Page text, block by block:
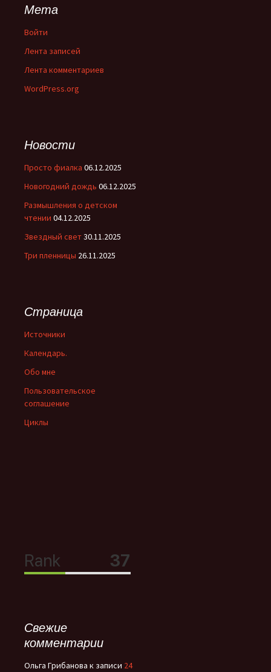
Мета
Войти
Лента записей
Лента комментариев
WordPress.org
Новости
Просто фиалка 06.12.2025
Новогодний дождь 06.12.2025
Размышления о детском
чтении 04.12.2025
Звездный свет30.11.2025
Три пленницы 26.11.2025
Страница
Источники
Календарь.
Обо мне
Пользовательское
соглашение
Циклы
Свежие
комментарии
Ольга Грибанова к записи 24